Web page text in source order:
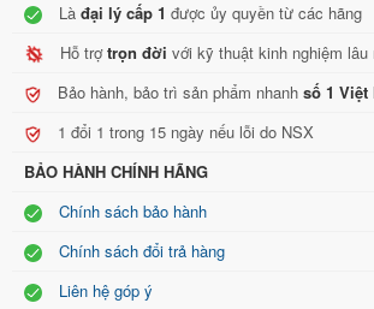
Là đại lý cấp 1 được ủy quyền từ các hãng
Hỗ trợtrọn đời với kỹ thuật kinh nghiệm lâu
Bảo hành, bảo trì sản phẩm nhanh số 1 Việt
1 đổi 1 trong 15 ngày nếu lỗi do NSX
BẢO HÀNH CHÍNH HÃNG
Chính sách bảo hành
Chính sách đổi trả hàng
Liên hệ góp ý